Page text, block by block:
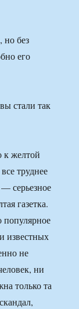
без
его
стали так
к желтой
труднее
серьезное
газетка.
популярное
известных
не
ни
только та